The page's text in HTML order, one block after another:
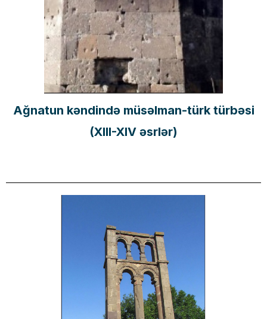
Ağnatun kəndində müsəlman-türk türbəsi
(XIII-XIV əsrlər)